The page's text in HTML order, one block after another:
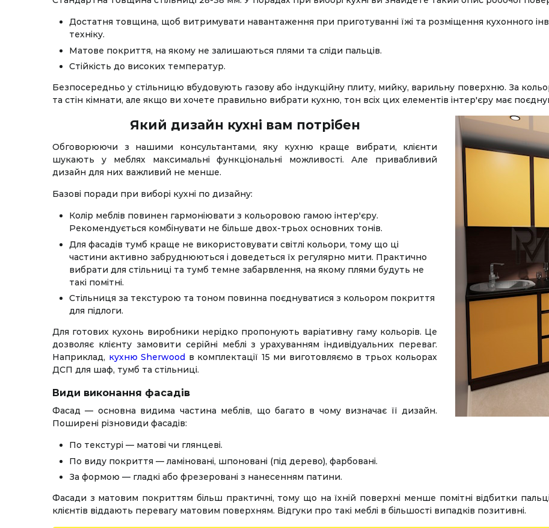
Достатня товщина, щоб витримувати навантаження при приготуванні їжі та розміщення кухонного
техніку.
Матове покриття, на якому не залишаються плями та сліди пальців.
Стійкість до високих температур.
Безпосередньо у стільницю вбудовують газову або індукційну плиту, мийку, варильну поверхню. За
та стін кімнати, але якщо ви хочете правильно вибрати кухню, тон всіх цих елементів інтер'єру має
Який дизайн кухні вам потрібен
Обговорюючи з нашими консультантами, яку кухню краще вибрати, клієнти
шукають у меблях максимальні функціональні можливості. Але привабливий
дизайн для них важливий не менше.
Базові поради при виборі кухні по дизайну:
Колір меблів повинен гармоніювати з кольоровою гамою інтер'єру.
Рекомендується комбінувати не більше двох-трьох основних тонів.
Для фасадів тумб краще не використовувати світлі кольори, тому що ці
частини активно забруднюються і доведеться їх регулярно мити. Практично
вибрати для стільниці та тумб темне забарвлення, на якому плями будуть не
такі помітні.
Стільниця за текстурою та тоном повинна поєднуватися з кольором покриття
для підлоги.
Для готових кухонь виробники нерідко пропонують варіативну гаму кольорів. Це
дозволяє клієнту замовити серійні меблі з урахуванням індивідуальних переваг.
Наприклад, кухню Sherwood в комплектації 15 ми виготовляємо в трьох кольорах
ДСП для шаф, тумб та стільниці.
Види виконання фасадів
Фасад — основна видима частина меблів, що багато в чому визначає її дизайн.
Поширені різновиди фасадів:
По текстурі — матові чи глянцеві.
По виду покриття — ламіновані, шпоновані (під дерево), фарбовані.
За формою — гладкі або фрезеровані з нанесенням патини.
Фасади з матовим покриттям більш практичні, тому що на їхній поверхні менше помітні відбитки
клієнтів віддають перевагу матовим поверхням. Відгуки про такі меблі в більшості випадків позитивні.